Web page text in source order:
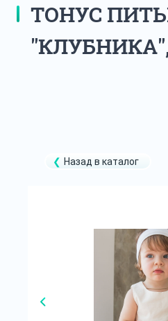
ТОНУС
"КЛУБНИКА",
Назад в каталог